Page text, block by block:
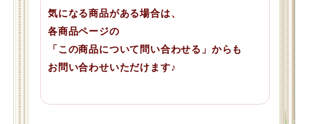
気になる商品がある場合は、
各商品ページの
「この商品について問い合わせる」からも
お問い合わせいただけます♪